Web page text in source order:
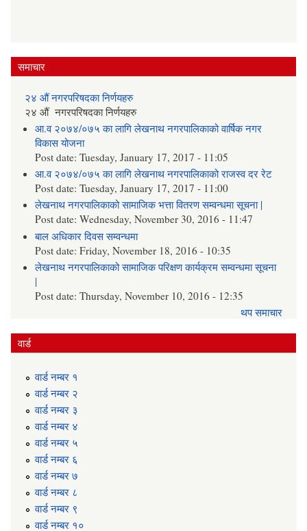
समाचार
२४ औं नगरपरिषदका निर्णयहरु
२४ औं नगरपरिषदका निर्णयहरु
आ.व २०७४/०७५ का लागि लेखनाथ नगरपालिकाको वार्षिक नगर
विकास योजना
Post date:Tuesday, January 17, 2017 - 11:05
आ.व २०७४/०७५ का लागि लेखनाथ नगरपालिकाको राजस्व दर रेट
Post date:Tuesday, January 17, 2017 - 11:00
लेखनाथ नगरपालिकाको सामाजिक भत्ता वितरण सम्वन्धमा सूचना |
Post date:Wednesday, November 30, 2016 - 11:47
बाल अधिकार दिवस सम्वन्धमा
Post date:Friday, November 18, 2016 - 10:35
लेखनाथ नगरपालिकाको सामाजिक परिक्षण कार्यक्रम सम्वन्धमा सूचना
|
Post date:Thursday, November 10, 2016 - 12:35
थप समाचार
वार्ड
वार्ड न‌म्बर १
वार्ड न‌म्बर २
वार्ड न‌म्बर ३
वार्ड न‌म्बर ४
वार्ड न‌म्बर ५
वार्ड न‌म्बर ६
वार्ड न‌म्बर ७
वार्ड न‌म्बर ८
वार्ड न‌म्बर ९
वार्ड न‌म्बर १०